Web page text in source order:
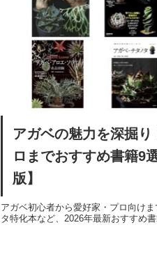
アガベの魅力を深掘
ロまでおすすめ書籍9
版】
アガベ初心者から愛好家・プロ向け
タ特化本など、2026年最新おすすめ書